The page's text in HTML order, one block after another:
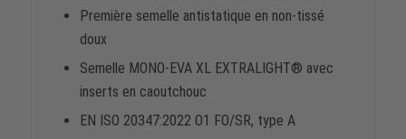
Première semelle antistatique en non-tissé
doux
Semelle MONO-EVA XL EXTRALIGHT® avec
inserts en caoutchouc
EN ISO 20347:2022 O1 FO/SR, type A